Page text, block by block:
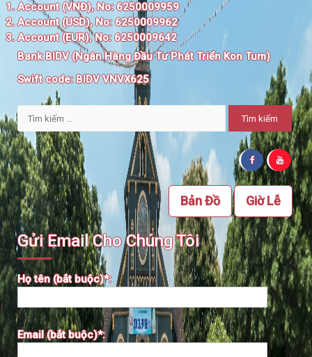
Account (VNĐ), No: 6250009959
Account (USD), No: 6250009962
Account (EUR), No: 6250009642
Bank BIDV (Ngân Hàng Đầu Tư Phát Triển Kon Tum)
Swift code:BIDV VNVX625
Tìm
kiếm
cho:
Giờ Lễ
Bản Đồ
Gửi Email Cho Chúng Tôi
Họ tên (bắt buộc)*:
Email (bắt buộc)*: